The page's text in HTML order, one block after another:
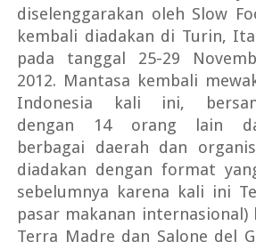
diselenggarakan oleh Slow
kembali diadakan di Turin,
pada tanggal 25-29
2012. Mantasa kembali
Indonesia kali ini,
dengan 14 orang lain
berbagai daerah dan
diadakan dengan format
sebelumnya karena kali ini
pasar makanan
Terra Madre dan Salone del